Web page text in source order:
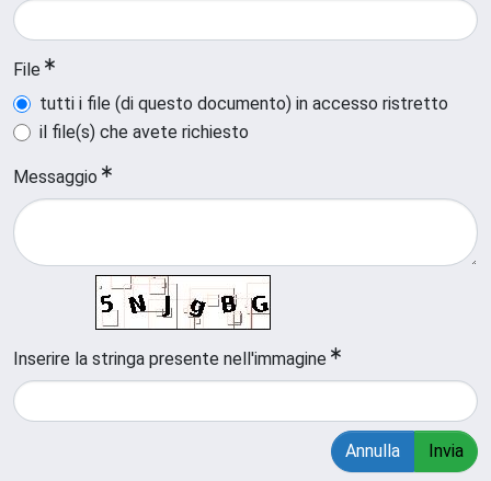
File
tutti i file (di questo documento) in accesso ristretto
il file(s) che avete richiesto
Messaggio
Inserire la stringa presente nell'immagine
Annulla Invia